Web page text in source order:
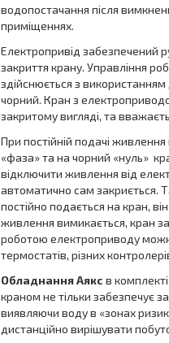
водопостачання після
приміщеннях.
Електропривід забезпечений
закриття крану. Управління
здійснюється з
чорний. Кран з
закритому вигляді, та
При постійній подачі
«фаза» та на чорний «нуль»
відключити живлення від
автоматично сам закриється.
постійно подається на кран,
живлення вимикається, кран
роботою електроприводу
термостатів, різних
Обладнання Аякс в
краном не тільки забезпечує
виявляючи воду в «зонах
дистанційно вирішувати